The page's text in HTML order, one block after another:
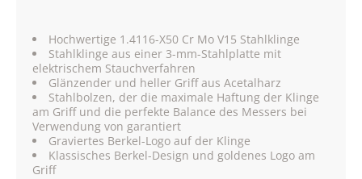
Hochwertige 1.4116-X50 Cr Mo V15 Stahlklinge
Stahlklinge aus einer 3-mm-Stahlplatte mit
elektrischem Stauchverfahren
Glänzender und heller Griff aus Acetalharz
Stahlbolzen, der die maximale Haftung der Klinge
am Griff und die perfekte Balance des Messers bei
Verwendung von garantiert
Graviertes Berkel-Logo auf der Klinge
Klassisches Berkel-Design und goldenes Logo am
Griff